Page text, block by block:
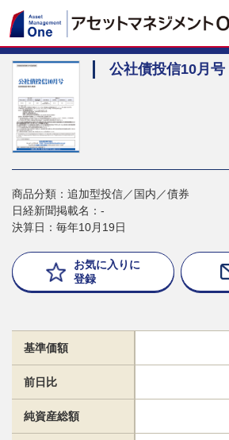
公社債投信10月号
商品分類：追加型投信／国内／債券
日経新聞掲載名：-
決算日：毎年10月19日
お気に入りに
登録
基準価額
前日比
純資産総額